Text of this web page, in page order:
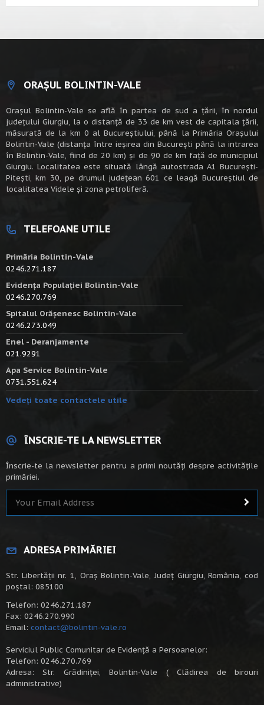
ORAȘUL BOLINTIN-VALE
Oraşul Bolintin-Vale se află în partea de sud a ţării, în nordul
judeţului Giurgiu, la o distanţă de 33 de km vest de capitala țării,
măsurată de la km 0 al Bucureștiului, până la Primăria Orașului
Bolintin-Vale (distanța între ieșirea din București până la intrarea
în Bolintin-Vale, fiind de 20 km) şi de 90 de km faţă de municipiul
Giurgiu. Localitatea este situată lângă autostrada A1 Bucureşti-
Piteşti, km 30, pe drumul judeţean 601 ce leagă Bucureştiul de
localitatea Videle şi zona petroliferă.
TELEFOANE UTILE
Primăria Bolintin-Vale
0246.271.187
Evidența Populației Bolintin-Vale
0246.270.769
Spitalul Orășenesc Bolintin-Vale
0246.273.049
Enel - Deranjamente
021.9291
Apa Service Bolintin-Vale
0731.551.624
Vedeți toate contactele utile
ÎNSCRIE-TE LA NEWSLETTER
Înscrie-te la newsletter pentru a primi noutăți despre activitățile
primăriei.
ADRESA PRIMĂRIEI
Str. Libertății nr. 1, Oraș Bolintin-Vale, Județ Giurgiu, România, cod
poștal: 085100
Telefon: 0246.271.187
Fax: 0246.270.990
Email: contact@bolintin-vale.ro
Serviciul Public Comunitar de Evidență a Persoanelor:
Telefon: 0246.270.769
Adresa: Str. Grădiniței, Bolintin-Vale ( Clădirea de birouri
administrative)